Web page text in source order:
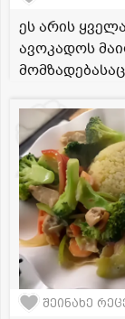
ეს არის
ავოკადოს
შეინახე